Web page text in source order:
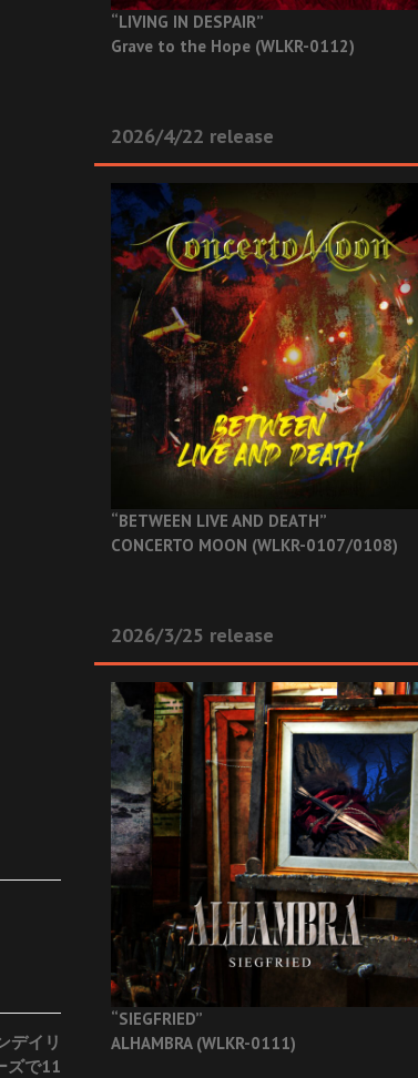
デイリ
ズで11
“LIVING IN DESPAIR”
Grave to the Hope (WLKR-0112)
2026/4/22 release
“BETWEEN LIVE AND DEATH”
CONCERTO MOON (WLKR-0107/0108)
2026/3/25 release
“SIEGFRIED”
ALHAMBRA (WLKR-0111)